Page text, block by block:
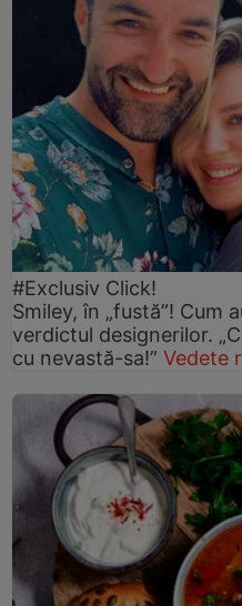
#Exclusiv Click!
Smiley, în „fustă”! Cum
verdictul designerilor.
cu nevastă-sa!” Vedete